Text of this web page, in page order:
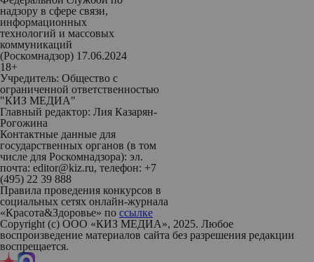
надзору в сфере связи,
информационных
технологий и массовых
коммуникаций
(Роскомнадзор) 17.06.2024
18+
Учредитель: Общество с
ограниченной ответственностью
"КИЗ МЕДИА"
Главный редактор: Лия Казарян-
Рогожина
Контактные данные для
государственных органов (в том
числе для Роскомнадзора): эл.
почта: editor@kiz.ru, телефон: +7
(495) 22 39 888
Правила проведения конкурсов в
социальных сетях онлайн-журнала
«Красота&Здоровье» по ссылке
Copyright (с) ООО «КИЗ МЕДИА», 2025. Любое
воспроизведение материалов сайта без разрешения редакции
воспрещается.